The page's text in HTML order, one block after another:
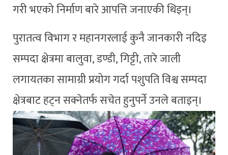
गरी भएको निर्माण बारे आपत्ति जनाएकी थिइन्।
पुरातत्व विभाग र महानगरलाई कुनै जानकारी नदिइ
सम्पदा क्षेत्रमा बालुवा, डण्डी, गिट्टी, तारे जाली
लगायतका सामाग्री प्रयोग गर्दा पशुपति विश्व सम्पदा
क्षेत्रबाट हट्न सक्नेतर्फ सचेत हुनुपर्ने उनले बताइन्।